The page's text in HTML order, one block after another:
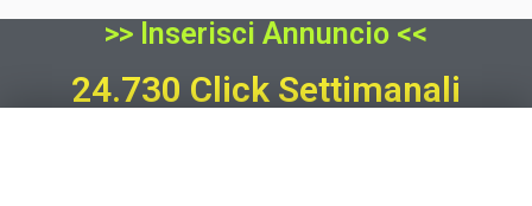
>> Inserisci Annuncio <<
24.730 Click Settimanali